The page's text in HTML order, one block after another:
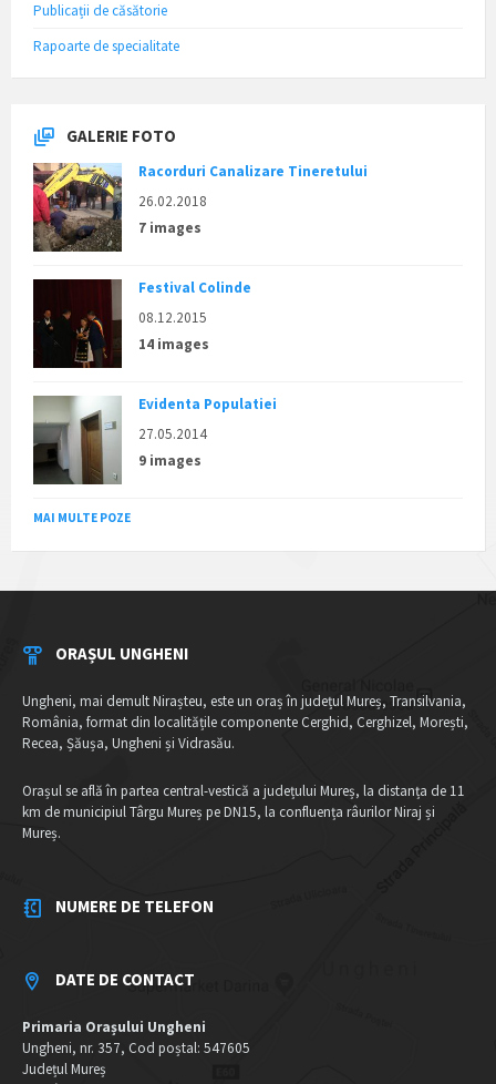
Publicații de căsătorie
Rapoarte de specialitate
GALERIE FOTO
Racorduri Canalizare Tineretului
26.02.2018
7 images
Festival Colinde
08.12.2015
14 images
Evidenta Populatiei
27.05.2014
9 images
MAI MULTE POZE
ORAȘUL UNGHENI
Ungheni, mai demult Nirașteu, este un oraș în județul Mureș, Transilvania,
România, format din localitățile componente Cerghid, Cerghizel, Morești,
Recea, Șăușa, Ungheni și Vidrasău.
Orașul se află în partea central-vestică a județului Mureș, la distanța de 11
km de municipiul Târgu Mureș pe DN15, la confluența râurilor Niraj și
Mureș.
NUMERE DE TELEFON
DATE DE CONTACT
Primaria Orașului Ungheni
Ungheni, nr. 357, Cod poștal: 547605
Județul Mureș